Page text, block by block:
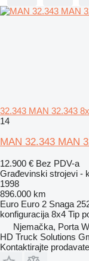
32.343 MAN 32.343
14
MAN 32.343 MAN
12.900 € Bez PDV-a
Građevinski strojevi -
1998
896.000 km
Euro Euro 2 Snaga
konfiguracija 8x4 Tip
Njemačka, Porta
HD Truck Solutions
Kontaktirajte